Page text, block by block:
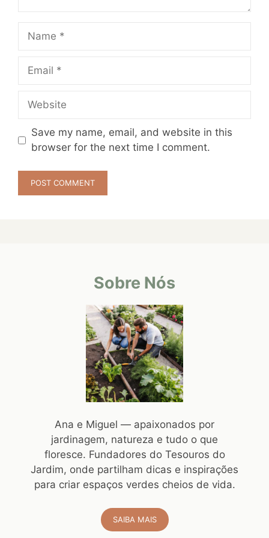
Name
Email
Website
Save my name, email, and website in this
browser for the next time I comment.
Sobre Nós
Ana e Miguel — apaixonados por
jardinagem, natureza e tudo o que
floresce. Fundadores do Tesouros do
Jardim, onde partilham dicas e inspirações
para criar espaços verdes cheios de vida.
SAIBA MAIS